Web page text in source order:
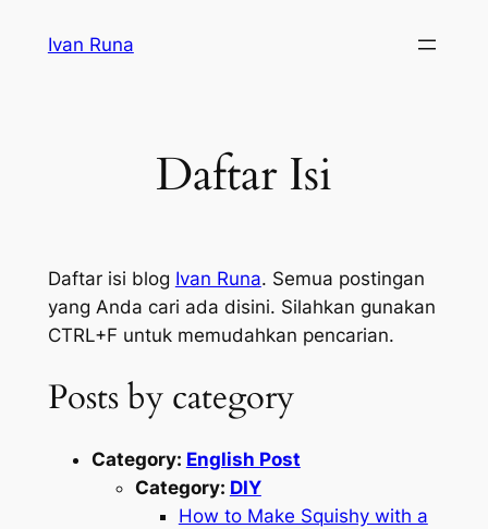
Ivan Runa
Daftar Isi
Daftar isi blog Ivan Runa. Semua postingan
yang Anda cari ada disini. Silahkan gunakan
CTRL+F untuk memudahkan pencarian.
Posts by category
Category: English Post
Category: DIY
How to Make Squishy with a